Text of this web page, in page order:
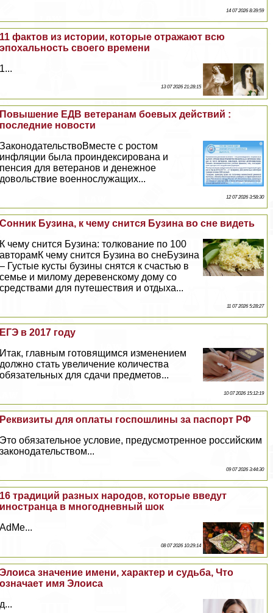
14 07 2026 8:39:59
11 фактов из истории, которые отражают всю
эпохальность своего времени
1...
13 07 2026 21:28:15
Повышение ЕДВ ветеранам боевых действий :
последние новости
ЗаконодательствоВместе с ростом
инфляции была проиндексирована и
пенсия для ветеранов и денежное
довольствие военнослужащих...
12 07 2026 3:58:30
Сонник Бузина, к чему снится Бузина во сне видеть
К чему снится Бузина: толкование по 100
авторамК чему снится Бузина во снеБузина
– Густые кусты бузины снятся к счастью в
семье и милому деревенскому дому со
средствами для путешествия и отдыха...
11 07 2026 5:28:27
ЕГЭ в 2017 году
Итак, главным готовящимся изменением
должно стать увеличение количества
обязательных для сдачи предметов...
10 07 2026 15:12:19
Реквизиты для оплаты госпошлины за паспорт РФ
Это обязательное условие, предусмотренное российским
законодательством...
09 07 2026 3:44:30
16 традиций разных народов, которые введут
иностранца в многодневный шок
AdMe...
08 07 2026 10:29:14
Элоиса значение имени, хаpaктер и судьба, Что
означает имя Элоиса
д...